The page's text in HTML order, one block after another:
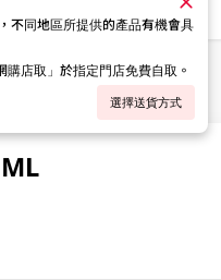
不同地區所提供的產品有機會具
店取」於指定門店免費自取。
選擇送貨方式